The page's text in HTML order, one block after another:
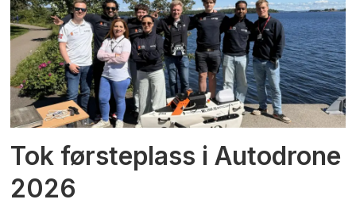
Tok førsteplass i Autodrone
2026